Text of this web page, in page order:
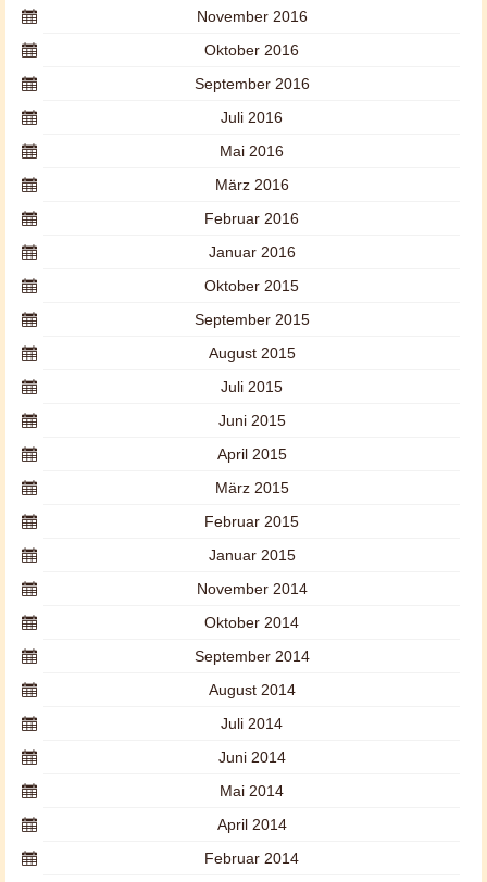
November 2016
Oktober 2016
September 2016
Juli 2016
Mai 2016
März 2016
Februar 2016
Januar 2016
Oktober 2015
September 2015
August 2015
Juli 2015
Juni 2015
April 2015
März 2015
Februar 2015
Januar 2015
November 2014
Oktober 2014
September 2014
August 2014
Juli 2014
Juni 2014
Mai 2014
April 2014
Februar 2014